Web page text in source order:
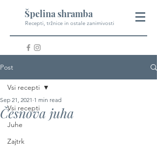
Špelina shramba
Recepti, tržnice in ostale zanimivosti
Post
Vsi recepti
Juhe
Zajtrk
Vsi recepti
Česnova juha
Sep 21, 2021 1 min read